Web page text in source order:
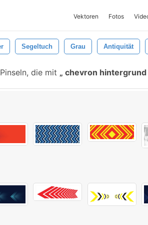
Vektoren Fotos
Segeltuch Grau Antiquität
die mit chevron hintergrund